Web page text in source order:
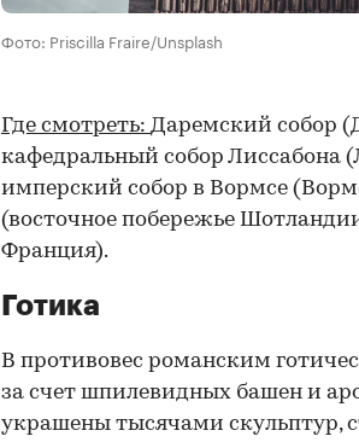
Фото: Priscilla Fraire/Unsplash
Где смотреть: Даремский собор
кафедральный собор Лиссабона
имперский собор в Вормсе
(восточное побережье
Франция).
Готика
В противовес романским
за счет шпилевидных башен и
украшены тысячами скульптур,